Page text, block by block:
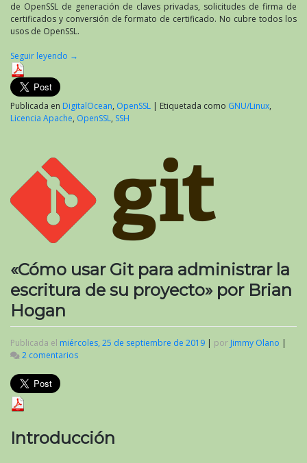
Anicas
de OpenSSL de generación de claves privadas, solicitudes de firma de
certificados y conversión de formato de certificado. No cubre todos los
usos de OpenSSL.
Seguir leyendo →
Publicada en DigitalOcean, OpenSSL | Etiquetada como GNU/Linux,
Licencia Apache, OpenSSL, SSH
«Cómo usar Git para administrar la
escritura de su proyecto» por Brian
Hogan
Publicada el miércoles, 25 de septiembre de 2019 por Jimmy Olano
2 comentarios
escritura
Introducción